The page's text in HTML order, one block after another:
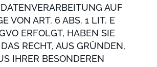
AUF
VON ART. 6 ABS. 1 LIT. E
ERFOLGT, HABEN SIE
RECHT, AUS GRÜNDEN,
IHRER BESONDEREN